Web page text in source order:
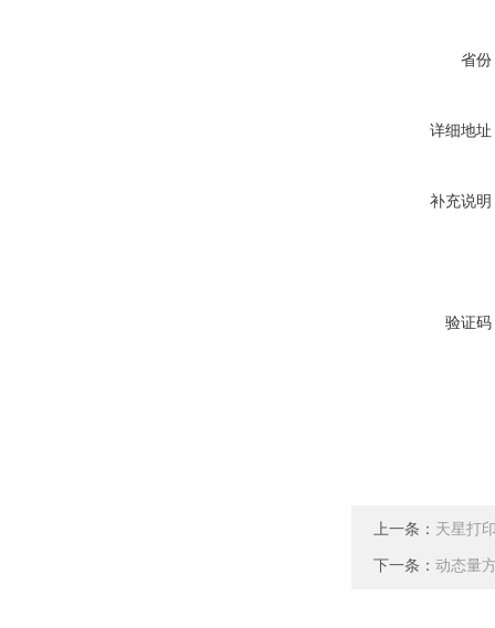
省份
详细地址
补充说明
验证码
上一条： 天星打
下一条： 动态量